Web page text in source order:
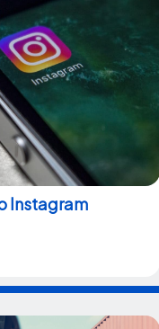
Instagram